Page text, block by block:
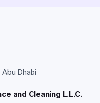
Dhabi
and Cleaning L.L.C.